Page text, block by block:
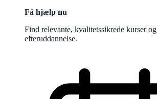
Få hjælp nu
Find relevante, kvalitetssikrede kurser og
efteruddannelse.